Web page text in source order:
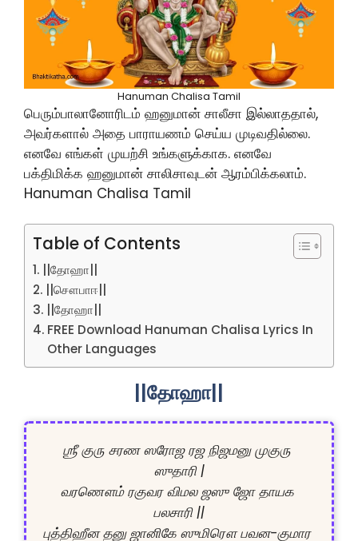
Hanuman Chalisa Tamil
பெரும்பாலானோரிடம் ஹனுமான் சாலீசா இல்லாததால்,
அவர்களால் அதை பாராயணம் செய்ய முடிவதில்லை.
எனவே எங்கள் முயற்சி உங்களுக்காக. எனவே
பக்திமிக்க ஹனுமான் சாலிசாவுடன் ஆரம்பிக்கலாம்.
Hanuman Chalisa Tamil
Table of Contents
||தோஹா||
||சௌபாஈ||
||தோஹா||
FREE Download Hanuman Chalisa Lyrics In
Other Languages
||தோஹா||
ஶ்ரீ குரு சரண ஸரோஜ ரஜ நிஜமனு முகுரு
ஸுதாரி |
வரணௌம் ரகுவர விமல ஜஸு ஜோ தாயக
பலசாரி ||
புத்திஹீன தனு ஜானிகே ஸுமிரௌ பவன-குமார